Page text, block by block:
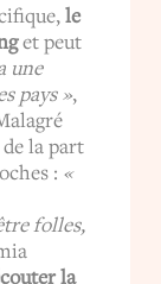
le
et peut
une
pays »,
la part
: «
folles,
la